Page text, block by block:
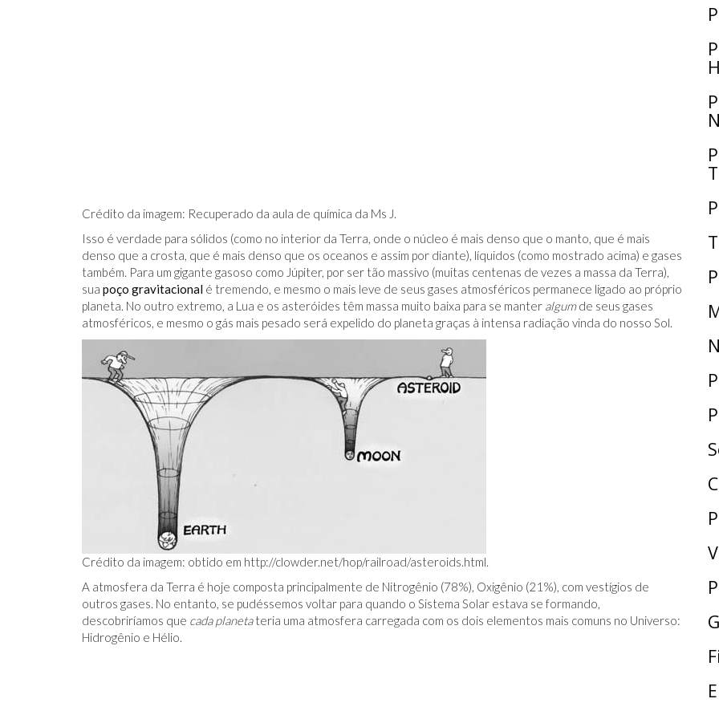
Crédito da imagem: Recuperado da aula de química da Ms J.
Isso é verdade para sólidos (como no interior da Terra, onde o núcleo é mais denso que o manto, que é mais
denso que a crosta, que é mais denso que os oceanos e assim por diante), líquidos (como mostrado acima) e gases
também. Para um gigante gasoso como Júpiter, por ser tão massivo (muitas centenas de vezes a massa da Terra),
sua poço gravitacional é tremendo, e mesmo o mais leve de seus gases atmosféricos permanece ligado ao próprio
planeta. No outro extremo, a Lua e os asteróides têm massa muito baixa para se manter algumde seus gases
atmosféricos, e mesmo o gás mais pesado será expelido do planeta graças à intensa radiação vinda do nosso Sol.
Crédito da imagem: obtido em http://clowder.net/hop/railroad/asteroids.html.
A atmosfera da Terra é hoje composta principalmente de Nitrogênio (78%), Oxigênio (21%), com vestígios de
outros gases. No entanto, se pudéssemos voltar para quando o Sistema Solar estava se formando,
descobriríamos que cada planetateria uma atmosfera carregada com os dois elementos mais comuns no Universo:
Hidrogênio e Hélio.